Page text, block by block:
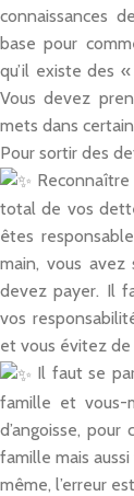
connaissances
base pour
qu’il existe des
Vous devez
mets dans
Pour sortir des
total de vos
êtes
main, vous
devez payer. Il
vos
et vous évitez de
Il faut se
famille et vous-
d’angoisse,
famille mais
même, l’erreur